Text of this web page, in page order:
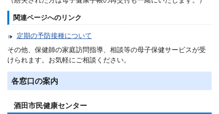
関連ページへのリンク
定期の予防接種について
その他、保健師の家庭訪問指導、相談等の母子保健サービスが受
けられます。お気軽にご相談ください。
各窓口の案内
酒田市民健康センター